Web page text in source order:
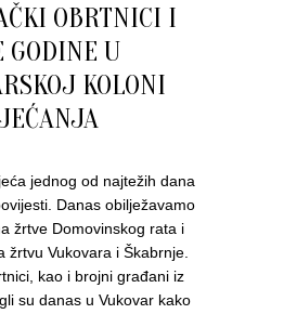
OBRTNICI I
GODINE U
KOLONI
jednog od najtežih dana
Danas obilježavamo
žrtve Domovinskog rata i
žrtvu Vukovara i Škabrnje.
kao i brojni građani iz
su danas u Vukovar kako